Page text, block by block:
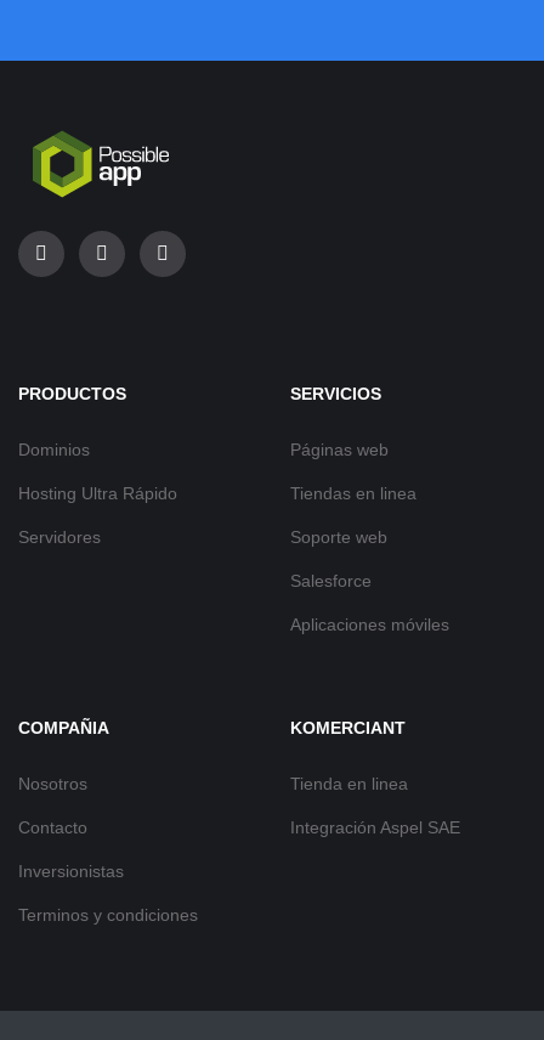
PRODUCTOS
Dominios
Hosting Ultra Rápido
Servidores
SERVICIOS
Páginas web
Tiendas en linea
Soporte web
Salesforce
Aplicaciones móviles
COMPAÑIA
Nosotros
Contacto
Inversionistas
Terminos y condiciones
KOMERCIANT
Tienda en linea
Integración Aspel SAE